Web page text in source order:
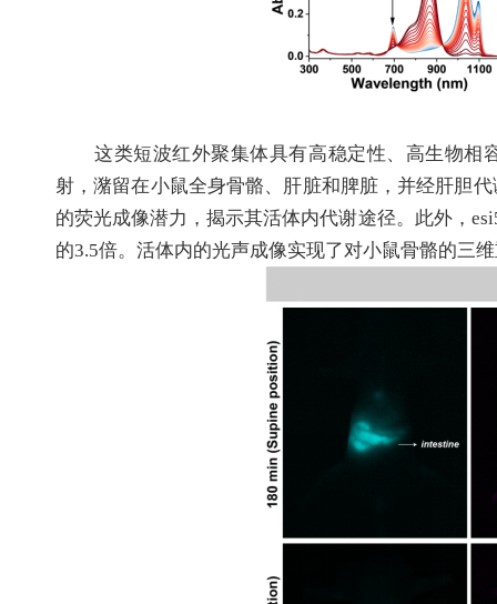
这类短波红外聚集体具有高稳定性、高生物相容
射，潴留在小鼠全身骨骼、肝脏和脾脏，并经肝胆
的荧光成像潜力，揭示其活体内代谢途径。此外，
的3.5倍。活体内的光声成像实现了对小鼠骨骼的三